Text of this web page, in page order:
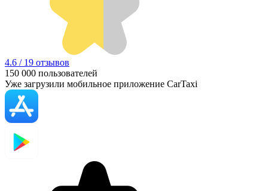
4.6 / 19 отзывов
150 000 пользователей
Уже загрузили мобильное приложение CarTaxi